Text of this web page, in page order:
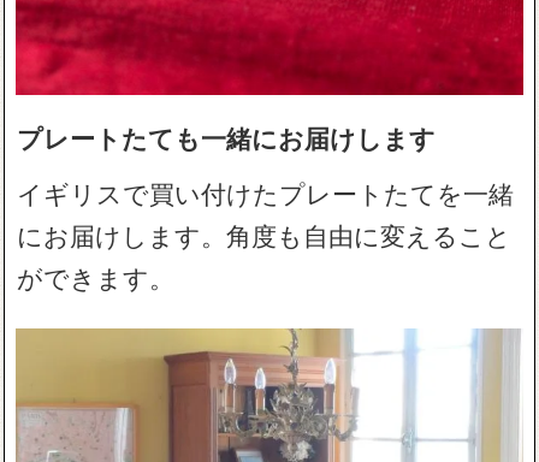
プレートたても一緒にお届けします
イギリスで買い付けたプレートたてを一緒
にお届けします。角度も自由に変えること
ができます。